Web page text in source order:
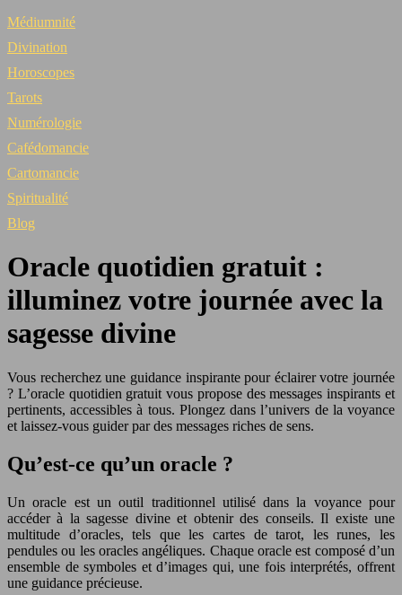
Médiumnité
Divination
Horoscopes
Tarots
Numérologie
Cafédomancie
Cartomancie
Spiritualité
Blog
Oracle quotidien gratuit :
illuminez votre journée avec la
sagesse divine
Vous recherchez une guidance inspirante pour éclairer votre journée
? L’oracle quotidien gratuit vous propose des messages inspirants et
pertinents, accessibles à tous. Plongez dans l’univers de la voyance
et laissez-vous guider par des messages riches de sens.
Qu’est-ce qu’un oracle ?
Un oracle est un outil traditionnel utilisé dans la voyance pour
accéder à la sagesse divine et obtenir des conseils. Il existe une
multitude d’oracles, tels que les cartes de tarot, les runes, les
pendules ou les oracles angéliques. Chaque oracle est composé d’un
ensemble de symboles et d’images qui, une fois interprétés, offrent
une guidance précieuse.